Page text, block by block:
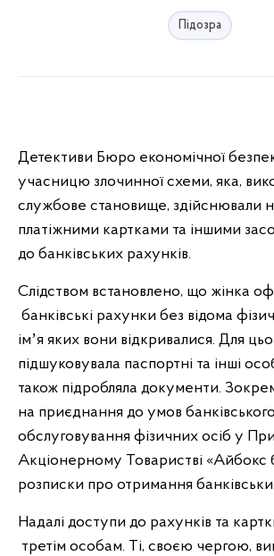
Підозра
Детективи Бюро економічної
учасницю злочинної схеми, яка,
службове становище, здійснювали
платіжними картками та іншими
до банківських рахунків.
Слідством встановлено, що жінка
банківські рахунки без відома
імʼя яких вони відкривалися. Для
підшуковувала паспортні та інші
також підробляла документи.
на приєднання до умов банківського
обслуговування фізичних осіб у
Акціонерному Товаристві «Айбокс
розписки про отримання
Надалі доступи до рахунків та
третім особам. Ті, своєю чергою,